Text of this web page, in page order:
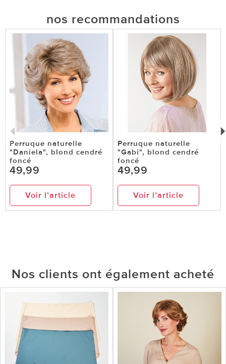
nos recommandations
Perruque naturelle
"Daniela", blond cendré
foncé
49,99
Voir l’article
Perruque naturelle
"Gabi", blond cendré
foncé
49,99
Voir l’article
Nos clients ont également acheté